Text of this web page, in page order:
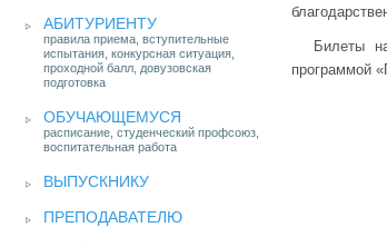
АБИТУРИЕНТУ
правила приема, вступительные
испытания, конкурсная ситуация,
проходной балл, довузовская
подготовка
ОБУЧАЮЩЕМУСЯ
расписание, студенческий профсоюз,
воспитательная работа
ВЫПУСКНИКУ
ПРЕПОДАВАТЕЛЮ
Билеты
программой